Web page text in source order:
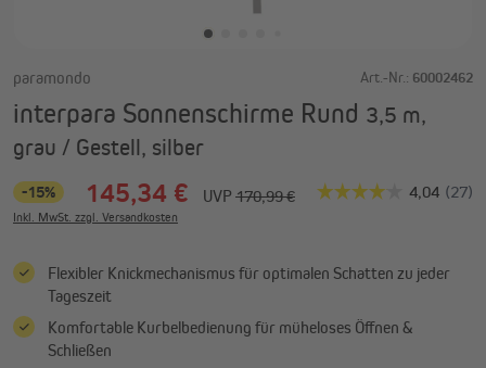
paramondo Art.-Nr.: 60002462
interpara Sonnenschirme Rund 3,5 m,
grau / Gestell, silber
-15% 145,34 € UVP 170,99 €
Inkl. MwSt. zzgl. Versandkosten
Flexibler Knickmechanismus für optimalen Schatten zu jeder
Tageszeit
Komfortable Kurbelbedienung für müheloses Öffnen &
Schließen